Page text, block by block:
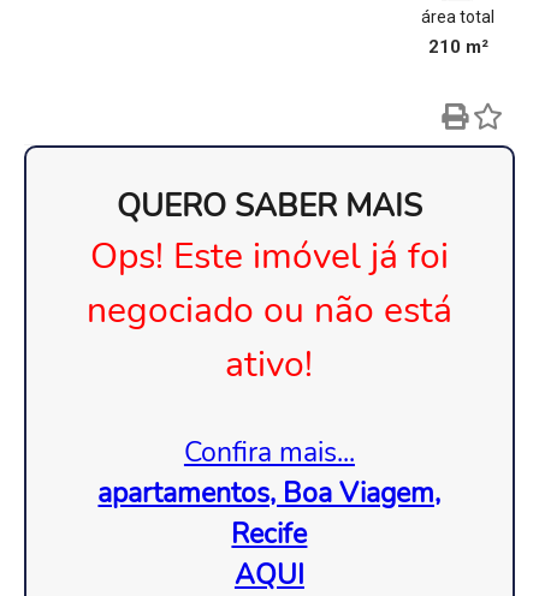
área total
210 m²
QUERO SABER MAIS
Ops! Este imóvel já foi
negociado ou não está
ativo!
Confira mais...
apartamentos, Boa Viagem,
Recife
AQUI